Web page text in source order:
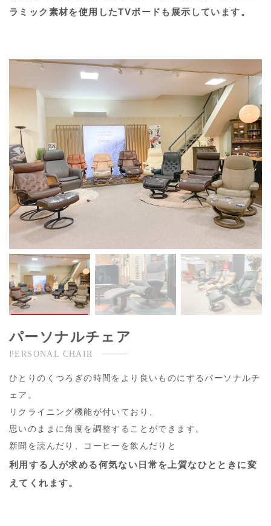
ラミック素材を使用したTVボードも展示しています。
パーソナルチェア
PERSONAL CHAIR
ひとりのくつろぎの時間をより良いものにするパーソナルチ
ェア。
リクライニング機能が付いており、
思いのままに角度を調整することができます。
新聞を読んだり、コーヒーを飲んだりと
利用する人が求める何気ない日常を上質なひとときに変
えてくれます。